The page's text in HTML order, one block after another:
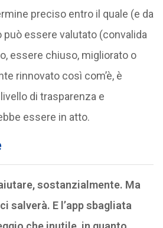
preciso entro il quale (e da
può essere valutato (convalida
essere chiuso, migliorato o
rinnovato così com’è, è
di trasparenza e
essere in atto.
sostanzialmente. Ma
salverà. E l’app sbagliata